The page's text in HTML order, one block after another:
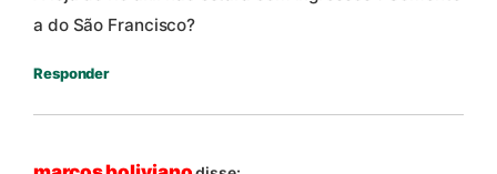
a do São Francisco?
Responder